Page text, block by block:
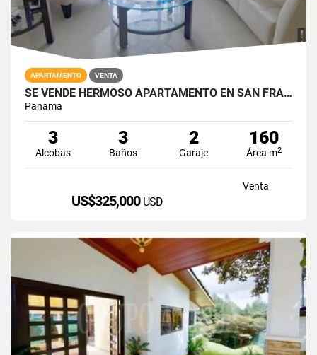
APARTAMENTO VENTA
SE VENDE HERMOSO APARTAMENTO EN SAN FRANCISCO
Panama
3
Alcobas
3
Baños
2
Garaje
160
Área m2
Venta
US$325,000 USD